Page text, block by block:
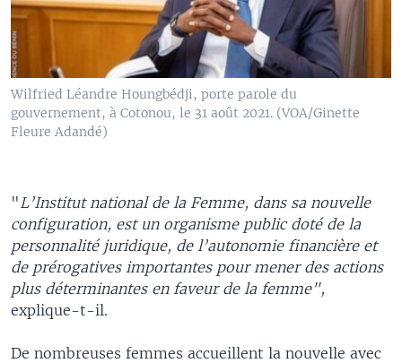
Wilfried Léandre Houngbédji, porte parole du
gouvernement, à Cotonou, le 31 août 2021. (VOA/Ginette
Fleure Adandé)
" L’Institut national de la Femme, dans sa nouvelle
configuration, est un organisme public doté de la
personnalité juridique, de l’autonomie financière et
de prérogatives importantes pour mener des actions
plus déterminantes en faveur de la femme",
explique-t-il.
De nombreuses femmes accueillent la nouvelle avec